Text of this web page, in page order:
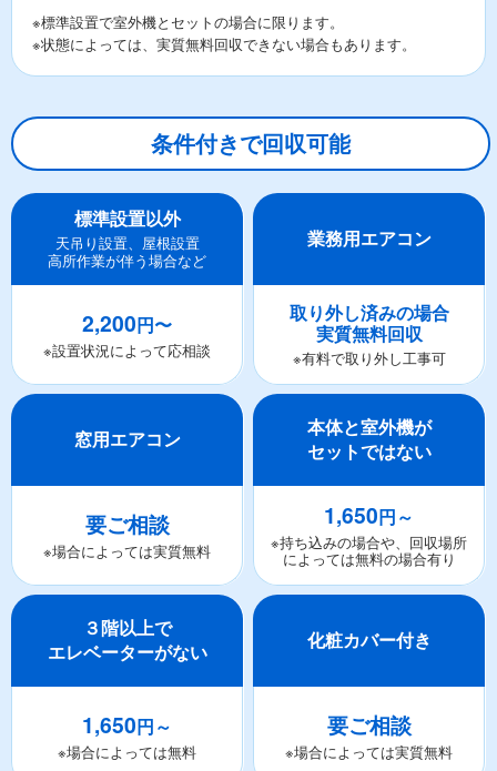
※標準設置で室外機とセットの場合に限ります。
※状態によっては、実質無料回収できない場合もあります。
条件付きで回収可能
標準設置以外
天吊り設置、屋根設置
高所作業が伴う場合など
2,200円〜
※設置状況によって応相談
業務用エアコン
取り外し済みの場合
実質無料回収
※有料で取り外し工事可
窓用エアコン
要ご相談
※場合によっては実質無料
本体と室外機が
セットではない
1,650円～
※持ち込みの場合や、回収場所
によっては無料の場合有り
３階以上で
エレベーターがない
1,650円～
※場合によっては無料
化粧カバー付き
要ご相談
※場合によっては実質無料